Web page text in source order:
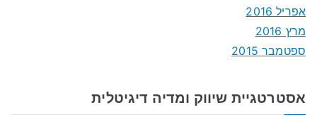
אפריל 2016
מרץ 2016
ספטמבר 2015
אסטרטגיית שיווק ומדיה דיגיטלית